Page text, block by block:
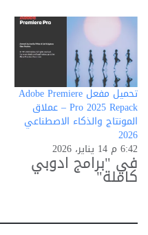
تحميل مفعل Adobe Premiere
Pro 2025 Repack – عملاق
المونتاج والذكاء الاصطناعي
2026
6:42 م 14 يناير، 2026
في "برامج ادوبي
كاملة"